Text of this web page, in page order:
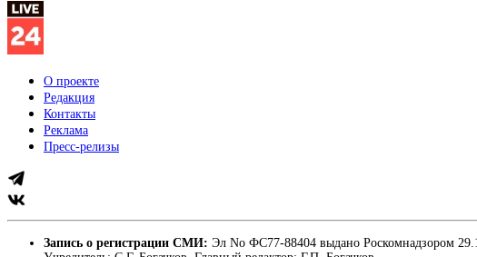
О проекте
Редакция
Контакты
Реклама
Пресс-релизы
Запись о регистрации СМИ: Эл No ФС77-88404 выдано Роскомнадзором